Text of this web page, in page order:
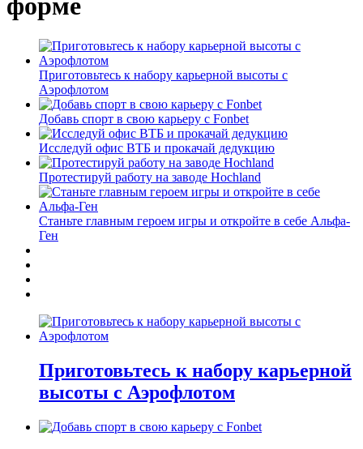
форме
Приготовьтесь к набору карьерной высоты с
Аэрофлотом
Добавь спорт в свою карьеру с Fonbet
Исследуй офис ВТБ и прокачай дедукцию
Протестируй работу на заводе Hochland
Станьте главным героем игры и откройте в себе Альфа-
Ген
Приготовьтесь к набору карьерной
высоты с Аэрофлотом